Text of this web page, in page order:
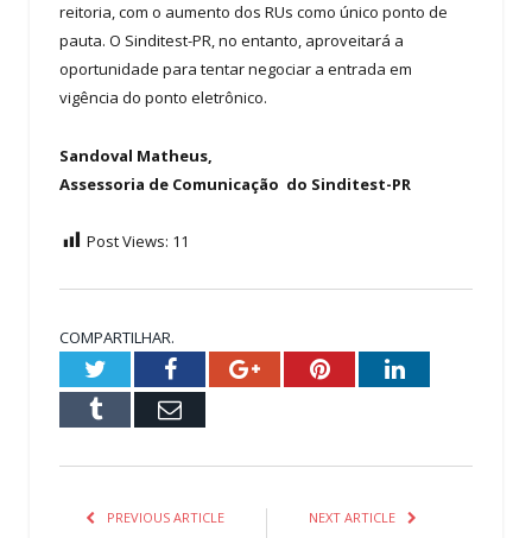
reitoria, com o aumento dos RUs como único ponto de
pauta. O Sinditest-PR, no entanto, aproveitará a
oportunidade para tentar negociar a entrada em
vigência do ponto eletrônico.
Sandoval Matheus,
Assessoria de Comunicação do Sinditest-PR
Post Views: 11
COMPARTILHAR.
TwitterFacebookGoogle+PinterestLinkedIn
Tumblr Email
PREVIOUS ARTICLE NEXT ARTICLE